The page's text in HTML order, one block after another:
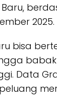
2025.
bisa
Data